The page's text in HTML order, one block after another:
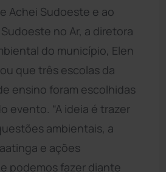
Achei Sudoeste e ao
no Ar, a diretora
do município, Elen
que três escolas da
ensino foram escolhidas
evento. “A ideia é trazer
ambientais, a
e ações
podemos fazer diante